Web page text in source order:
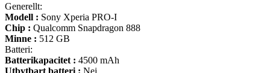
Generellt:
Modell : Sony Xperia PRO-I
Chip : Qualcomm Snapdragon 888
Minne : 512 GB
Batteri:
Batterikapacitet : 4500 mAh
Utbytbart batteri : Nej